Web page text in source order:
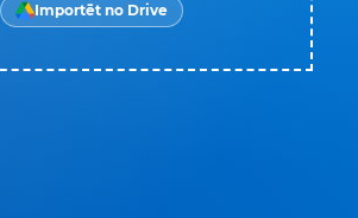
Importēt no Drive